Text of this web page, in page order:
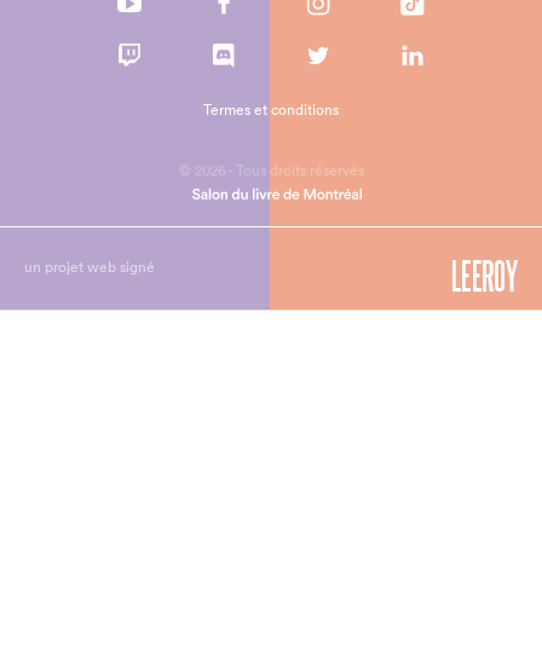
© 2026 - Tous droits réservés
Termes et conditions
un projet web signé